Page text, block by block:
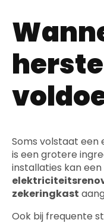
Soms volstaat een
is een grotere
installaties kan
zekeringkast
Ook bij frequente